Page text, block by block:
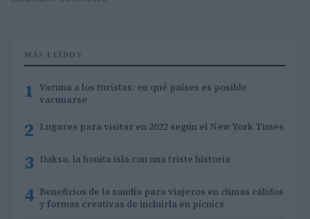
MÁS LEÍDOS
1 Vacuna a los turistas: en qué países es posible
vacunarse
2 Lugares para visitar en 2022 según el New York Times
3 Daksa, la bonita isla con una triste historia
4 Beneficios de la sandía para viajeros en climas cálidos
y formas creativas de incluirla en picnics